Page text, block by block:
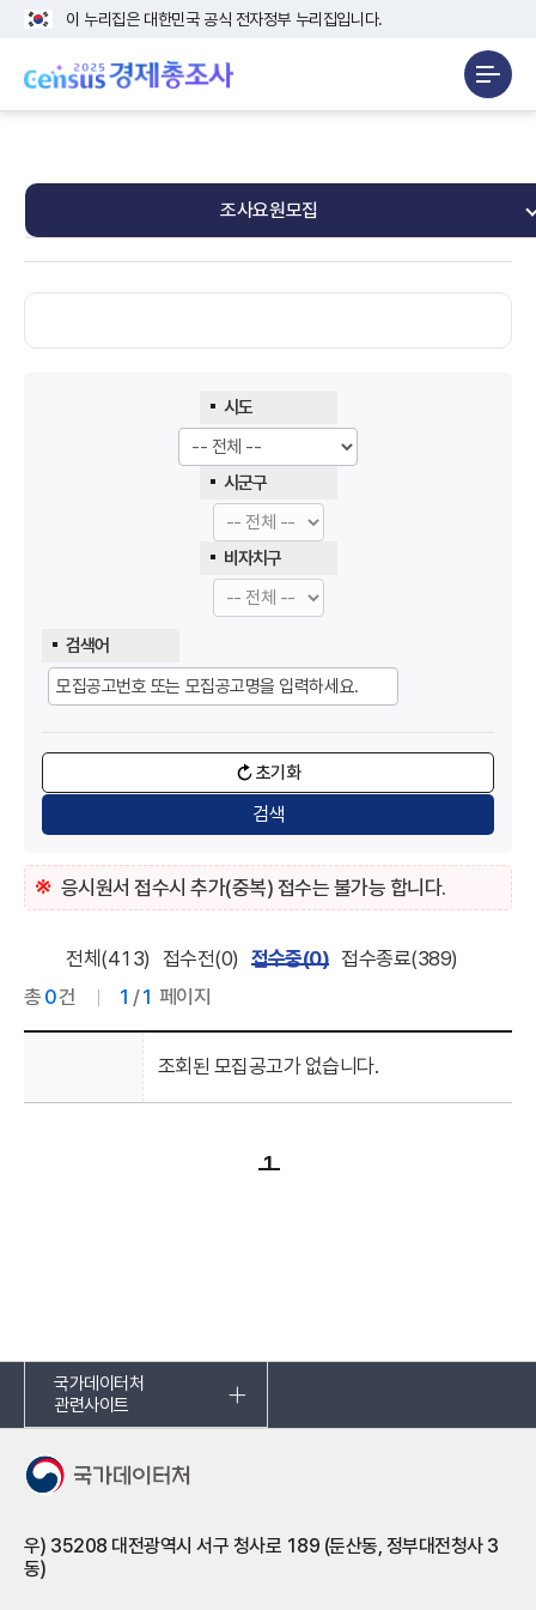
이 누리집은 대한민국 공식 전자정부 누리집입니다.
조사요원모집
시도
시군구
비자치구
검색어
초기화
검색
응시원서 접수시 추가(중복) 접수는 불가능 합니다.
전체(413) 접수전(0) 접수중(0) 접수종료(389)
총 0건 1 / 1 페이지
조회된 모집공고가 없습니다.
1
국가데이터처
관련사이트
우) 35208 대전광역시 서구 청사로 189 (둔산동, 정부대전청사 3
동)